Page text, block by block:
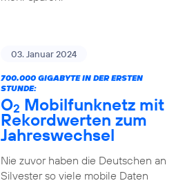
03. Januar 2024
700.000 GIGABYTE IN DER ERSTEN
STUNDE:
O2 Mobilfunknetz mit
Rekordwerten zum
Jahreswechsel
Nie zuvor haben die Deutschen an
Silvester so viele mobile Daten